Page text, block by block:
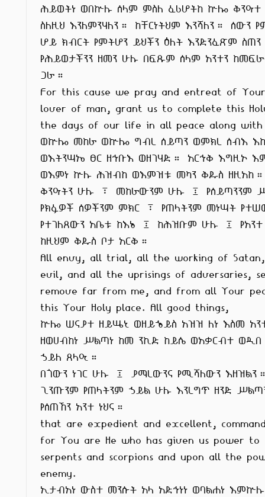
ሕይወትነ ወበኵሉ ሰላም ምስለ ፈሪሆትከ ኵሎ ቅንዓተ
ስለዚህ እንለምንሃለን። ከቸርነትህም እንሻለን። ሰውን
ሆይ ክብርት የምትሆን ይህችን ዕለት እንድንፈጽም
የሕይወታችንን ዘመን ሁሉ በፍጹም ሰላም አንተን
ጋራ።
For this cause we pray and entreat of
lover of man, grant us to complete this
the days of our life in all peace along
ወኵሎ መከራ ወኵሎ ግብረ ሰይጣን ወምክረ ሰብእ
ወእትንሣኤ ፀር ዘኅቡእ ወዘገሃድ። አርኅቅ እግዚኦ
ወእምነ ኵሉ ሕዝብከ ወእምዝቱ መካን ቅዱስ
ቅንዓትን ሁሉ ፣ መከራውንም ሁሉ ፤
የክፉዎች ሰዎችንም ምክር ፣ የጠላትንም መነሣት
የተገለጸውን አቤቱ ከእኔ ፤ ከሕዝቡም ሁሉ ፤
ከዚህም ቅዱስ ቦታ አርቅ።
All envy, all trial, all the working of
evil, and all the uprisings of adversaries,
remove far from me, and from all Your
this Your Holy place. All good things,
ኵሎ ሠናያተ ዘይሤኒ ወዘይኄይስ አዝዝ ለነ እስመ
ዘወሀብከነ ሥልጣነ ከመ ንኪድ ከይሴ ወአቃርብተ
ኃይለ ጸላዒ።
በጎውን ነገር ሁሉ ፤ ያማረውንና የሚሻለውን
ጊንጡንም የጠላትንም ኃይል ሁሉ እንረግጥ ዘንድ
የሰጠኸን አንተ ነህና።
that are expedient and excellent,
for You are He who has given us power to
serpents and scorpions and upon all the
enemy.
ኢታብአነ ውስተ መንሱት አላ አድኅነነ ወባልሐነ እምኵሉ